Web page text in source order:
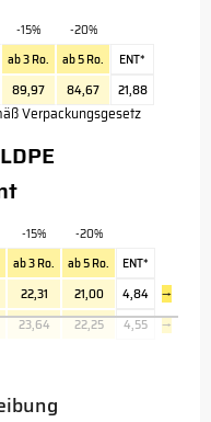
-15%
-20%
ab 3 Ro. ab 5 Ro.
ENT*
89,97 84,67 21,88
Verpackungsgesetz
-15%
-20%
ab 3 Ro. ab 5 Ro.
ENT*
22,31 21,00 4,84
→
23,64 22,25 4,55 →